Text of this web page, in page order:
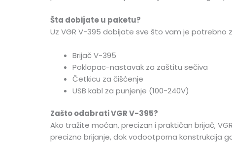
Šta dobijate u paketu?
Uz VGR V-395 dobijate sve što vam je potrebno
Brijač V-395
Poklopac-nastavak za zaštitu sečiva
Četkicu za čišćenje
USB kabl za punjenje (100-240V)
Zašto odabrati VGR V-395?
Ako tražite moćan, precizan i praktičan brijač,
precizno brijanje, dok vodootporna konstrukcija